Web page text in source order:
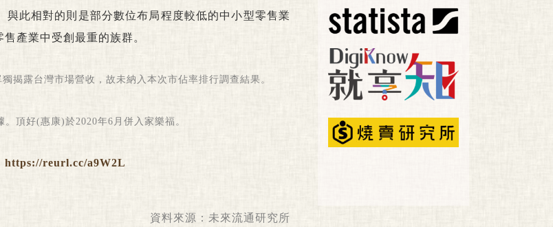
此相對的則是部分數位布局程度較低的中小型零售業
產業中受創最重的族群。
揭露台灣市場營收，故未納入本次市佔率排行調查結果。
頂好(惠康)於2020年6月併入家樂福。
https://reurl.cc/a9W2L
資料來源： 未來流通研究所